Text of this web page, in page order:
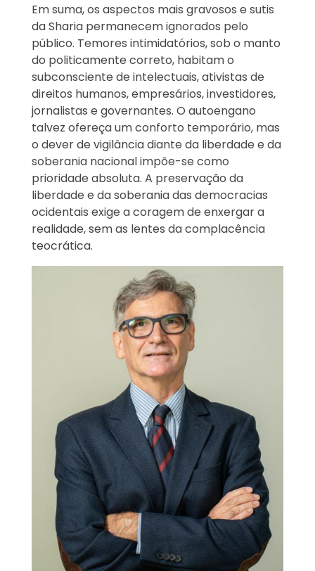
Em suma, os aspectos mais gravosos e sutis
da Sharia permanecem ignorados pelo
público. Temores intimidatórios, sob o manto
do politicamente correto, habitam o
subconsciente de intelectuais, ativistas de
direitos humanos, empresários, investidores,
jornalistas e governantes. O autoengano
talvez ofereça um conforto temporário, mas
o dever de vigilância diante da liberdade e da
soberania nacional impõe-se como
prioridade absoluta. A preservação da
liberdade e da soberania das democracias
ocidentais exige a coragem de enxergar a
realidade, sem as lentes da complacência
teocrática.